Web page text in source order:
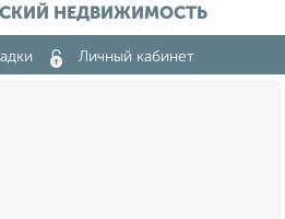
НЕДВИЖИМОСТЬ
Личный кабинет